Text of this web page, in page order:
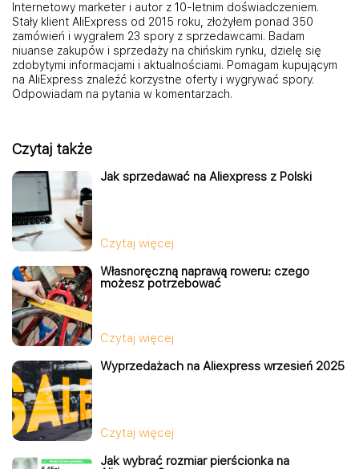
Internetowy marketer i autor z 10-letnim doświadczeniem.
Stały klient AliExpress od 2015 roku, złożyłem ponad 350
zamówień i wygrałem 23 spory z sprzedawcami. Badam
niuanse zakupów i sprzedaży na chińskim rynku, dzielę się
zdobytymi informacjami i aktualnościami. Pomagam kupującym
na AliExpress znaleźć korzystne oferty i wygrywać spory.
Odpowiadam na pytania w komentarzach.
Czytaj także
Jak sprzedawać na Aliexpress z Polski
Czytaj więcej
Własnoręczną naprawą roweru: czego
możesz potrzebować
Czytaj więcej
Wyprzedażach na Aliexpress wrzesień 2025
Czytaj więcej
Jak wybrać rozmiar pierścionka na